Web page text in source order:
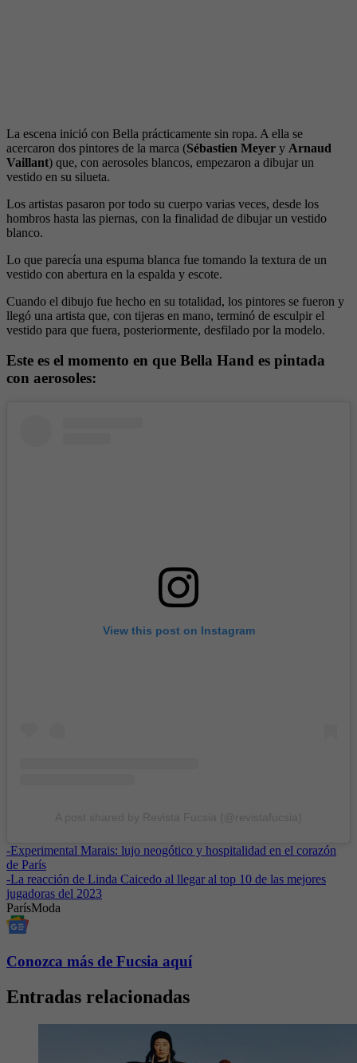
La escena inició con Bella prácticamente sin ropa. A ella se
acercaron dos pintores de la marca (Sébastien Meyer y Arnaud
Vaillant) que, con aerosoles blancos, empezaron a dibujar un
vestido en su silueta.
Los artistas pasaron por todo su cuerpo varias veces, desde los
hombros hasta las piernas, con la finalidad de dibujar un vestido
blanco.
Lo que parecía una espuma blanca fue tomando la textura de un
vestido con abertura en la espalda y escote.
Cuando el dibujo fue hecho en su totalidad, los pintores se fueron y
llegó una artista que, con tijeras en mano, terminó de esculpir el
vestido para que fuera, posteriormente, desfilado por la modelo.
Este es el momento en que Bella Hand es pintada
con aerosoles:
View this post on Instagram
-Experimental Marais: lujo neogótico y hospitalidad en el corazón
de París
-La reacción de Linda Caicedo al llegar al top 10 de las mejores
jugadoras del 2023
ParísModa
Conozca más de Fucsia aquí
Entradas relacionadas